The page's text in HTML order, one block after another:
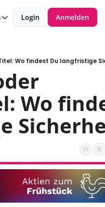
Login Anmelden
Wo findest Du langfristige
Wo